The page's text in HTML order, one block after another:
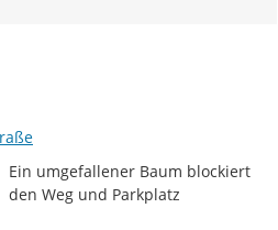
Ein umgefallener Baum blockiert
den Weg und Parkplatz